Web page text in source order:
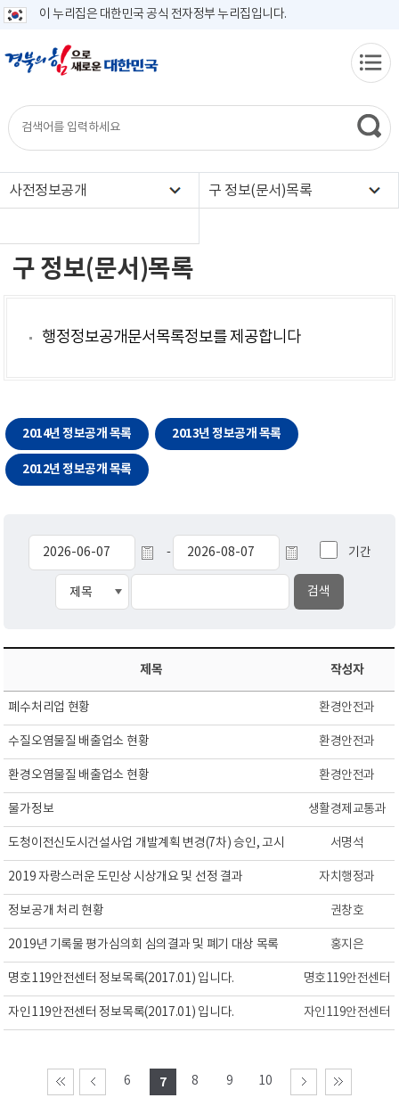
이 누리집은 대한민국 공식 전자정부 누리집입니다.
사전정보공개 구 정보(문서)목록
구 정보(문서)목록
행정정보공개문서목록정보를 제공합니다
2014년 정보공개 목록 2013년 정보공개 목록
2012년 정보공개 목록
- 기간
제목 작성자
폐수처리업 현황 환경안전과
수질오염물질 배출업소 현황 환경안전과
환경오염물질 배출업소 현황 환경안전과
물가정보 생활경제교통과
도청이전신도시건설사업 개발계획 변경(7차) 승인, 고시 서명석
2019 자랑스러운 도민상 시상개요 및 선정 결과 자치행정과
정보공개 처리 현황 권창호
2019년 기록물 평가심의회 심의결과 및 폐기 대상 목록 홍지은
명호119안전센터 정보목록(2017.01) 입니다. 명호119안전센터
자인119안전센터 정보목록(2017.01) 입니다. 자인119안전센터
6 7 8 9 10